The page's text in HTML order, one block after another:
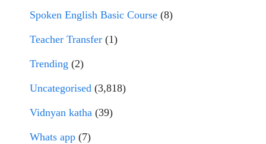
Spoken English Basic Course (8)
Teacher Transfer (1)
Trending (2)
Uncategorised (3,818)
Vidnyan katha (39)
Whats app (7)